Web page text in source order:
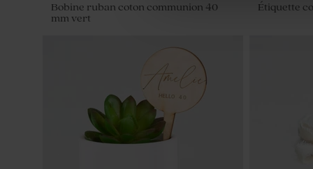
Pot en verre sel de bain vert
communion
Bobine ruban coton communion 40
mm vert
Étiquette